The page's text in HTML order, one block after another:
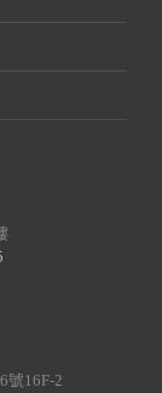
號16F-2